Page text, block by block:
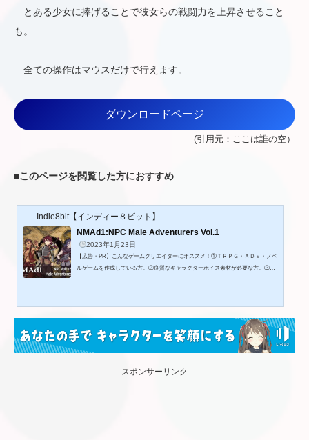
とある少女に捧げることで彼女らの戦闘力を上昇させること
も。
全ての操作はマウスだけで行えます。
ダウンロードページ
(引用元： ここは誰の空）
■このページを閲覧した方におすすめ
Indie8bit【インディー８ビット】
NMAd1:NPC Male Adventurers Vol.1
2023年1月23日
【広告・PR】こんなゲームクリエイターにオススメ！①ＴＲＰＧ・ＡＤＶ・ノベ
ルゲームを作成している方。②良質なキャラクターボイス素材が必要な方。③フ
ターあたり10個のボイス、合計120個の音声ファイルが収録されています。■12...
スポンサーリンク